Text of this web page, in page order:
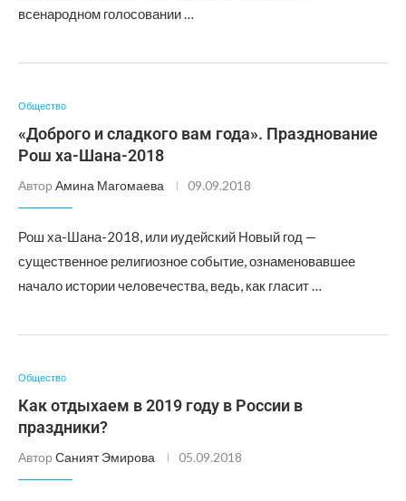
всенародном голосовании …
Общество
«Доброго и сладкого вам года». Празднование
Рош ха-Шана-2018
Автор Амина Магомаева 09.09.2018
Рош ха-Шана-2018, или иудейский Новый год —
существенное религиозное событие, ознаменовавшее
начало истории человечества, ведь, как гласит …
Общество
Как отдыхаем в 2019 году в России в
праздники?
Автор Саният Эмирова 05.09.2018